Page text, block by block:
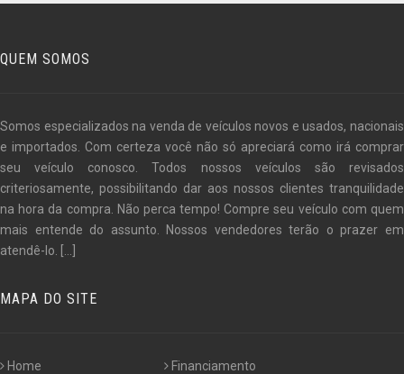
QUEM SOMOS
Somos especializados na venda de veículos novos e usados, nacionais
e importados. Com certeza você não só apreciará como irá comprar
seu veículo conosco. Todos nossos veículos são revisados
criteriosamente, possibilitando dar aos nossos clientes tranquilidade
na hora da compra. Não perca tempo! Compre seu veículo com quem
mais entende do assunto. Nossos vendedores terão o prazer em
atendê-lo.
MAPA DO SITE
Home Financiamento